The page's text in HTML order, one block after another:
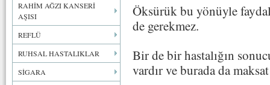
RAHİM AĞZI KANSERİ
AŞISI
REFLÜ
RUHSAL HASTALIKLAR
SİGARA
Öksürük bu yönüyle
de gerekmez.
Bir de bir hastalığın
vardır ve burada da